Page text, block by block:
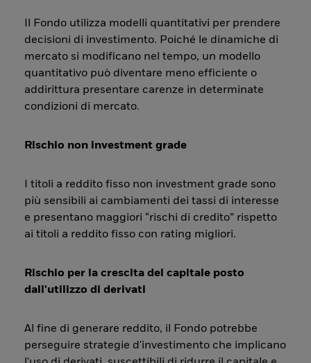
Il Fondo utilizza modelli quantitativi per prendere
decisioni di investimento. Poiché le dinamiche di
mercato si modificano nel tempo, un modello
quantitativo può diventare meno efficiente o
addirittura presentare carenze in determinate
condizioni di mercato.
Rischio non investment grade
I titoli a reddito fisso non investment grade sono
più sensibili ai cambiamenti dei tassi di interesse
e presentano maggiori “rischi di credito” rispetto
ai titoli a reddito fisso con rating migliori.
Rischio per la crescita del capitale posto
dall'utilizzo di derivati
Al fine di generare reddito, il Fondo potrebbe
perseguire strategie d'investimento che implicano